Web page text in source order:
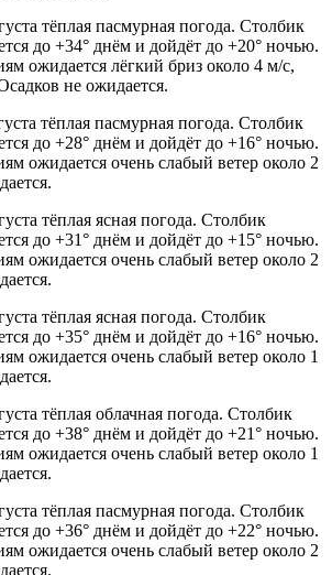
тёплая пасмурная погода. Столбик
до +34° днём и дойдёт до +20° ночью.
ожидается лёгкий бриз около 4 м/с,
не ожидается.
тёплая пасмурная погода. Столбик
до +28° днём и дойдёт до +16° ночью.
ожидается очень слабый ветер около 2
тёплая ясная погода. Столбик
до +31° днём и дойдёт до +15° ночью.
ожидается очень слабый ветер около 2
тёплая ясная погода. Столбик
до +35° днём и дойдёт до +16° ночью.
ожидается очень слабый ветер около 1
тёплая облачная погода. Столбик
до +38° днём и дойдёт до +21° ночью.
ожидается очень слабый ветер около 1
тёплая пасмурная погода. Столбик
до +36° днём и дойдёт до +22° ночью.
ожидается очень слабый ветер около 2